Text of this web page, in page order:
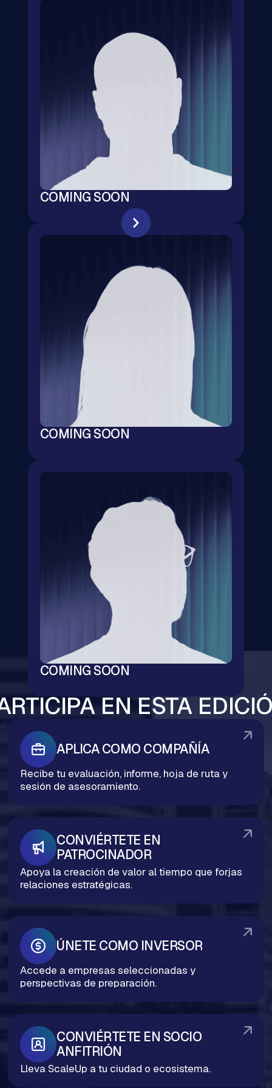
COMING SOON
COMING SOON
COMING SOON
EN ESTA
APLICA COMO COMPAÑÍA
Recibe tu evaluación, informe, hoja de ruta y
sesión de asesoramiento.
CONVIÉRTETE EN
PATROCINADOR
Apoya la creación de valor al tiempo que forjas
relaciones estratégicas.
ÚNETE COMO INVERSOR
Accede a empresas seleccionadas y
perspectivas de preparación.
CONVIÉRTETE EN SOCIO
ANFITRIÓN
Lleva ScaleUp a tu ciudad o ecosistema.